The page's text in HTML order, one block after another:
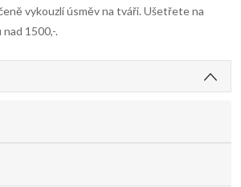
vykouzlí úsměv na tváři. Ušetřete na
1500,-.